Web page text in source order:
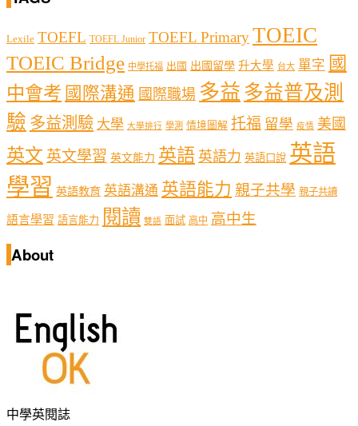
Lexile TOEFL TOEFL Junior TOEFL PrimaryTOEIC
TOEIC Bridge 中學托福 出國 出國留學 升大學 台大 單字 國
中會考 國際溝通 國際職場 多益 多益普及測
驗 多益測驗 大學 大學排行 學測 情境圖解 托福 留學 疫情 美國
英文 英文學習 英文能力 英語 英語力 英語口說 英語
學習 英語教育 英語溝通 英語能力 親子共學 親子共讀
語言學習 語言能力 閱讀 雙語 面試 高中 高中生
About
中學英閱誌